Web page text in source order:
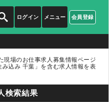
ログイン 会員登録
メニュー
現場のお仕事求人募集情報ページ
み込み 千葉」 を含む求人情報を表
検索結果